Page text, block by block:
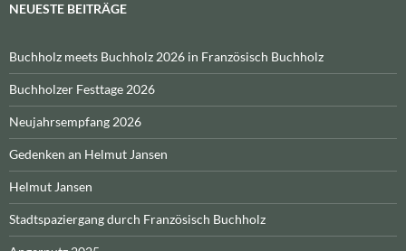
NEUESTE BEITRÄGE
Buchholz meets Buchholz 2026 in Französisch Buchholz
Buchholzer Festtage 2026
Neujahrsempfang 2026
Gedenken an Helmut Jansen
Helmut Jansen
Stadtspaziergang durch Französisch Buchholz